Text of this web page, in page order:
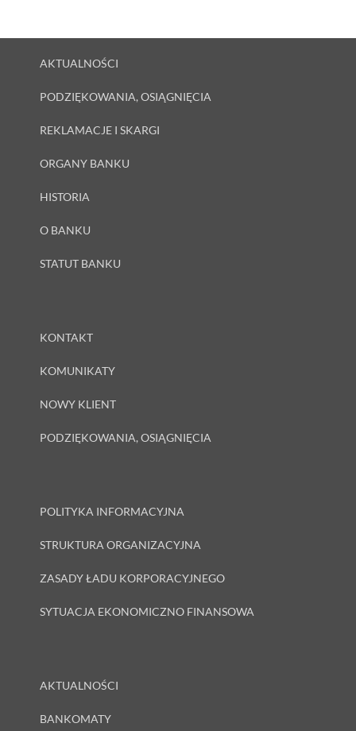
AKTUALNOŚCI
PODZIĘKOWANIA, OSIĄGNIĘCIA
REKLAMACJE I SKARGI
ORGANY BANKU
HISTORIA
O BANKU
STATUT BANKU
KONTAKT
KOMUNIKATY
NOWY KLIENT
PODZIĘKOWANIA, OSIĄGNIĘCIA
POLITYKA INFORMACYJNA
STRUKTURA ORGANIZACYJNA
ZASADY ŁADU KORPORACYJNEGO
SYTUACJA EKONOMICZNO FINANSOWA
AKTUALNOŚCI
BANKOMATY